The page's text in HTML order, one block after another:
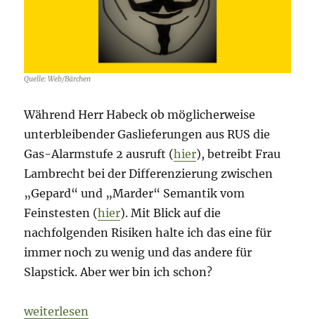
Quelle: Web/Bärchen
Während Herr Habeck ob möglicherweise
unterbleibender Gaslieferungen aus RUS die
Gas-Alarmstufe 2 ausruft (hier), betreibt Frau
Lambrecht bei der Differenzierung zwischen
„Gepard“ und „Marder“ Semantik vom
Feinstesten (hier). Mit Blick auf die
nachfolgenden Risiken halte ich das eine für
immer noch zu wenig und das andere für
Slapstick. Aber wer bin ich schon?
„Fog of War – 23. Juni 2022 – Tag 120“
weiterlesen